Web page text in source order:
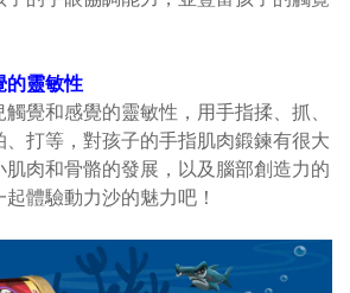
的靈敏性
覺和感覺的靈敏性，用手指揉、抓、
打等，對孩子的手指肌肉鍛鍊有很大
肉和骨骼的發展，以及腦部創造力的
體驗動力沙的魅力吧！